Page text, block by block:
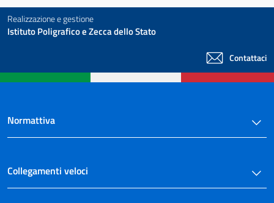
Realizzazione e gestione
Istituto Poligrafico e Zecca dello Stato
Contattaci
Normattiva
Collegamenti veloci